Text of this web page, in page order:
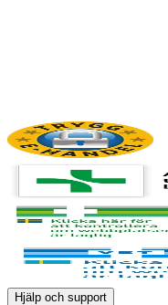
Hjälp och support